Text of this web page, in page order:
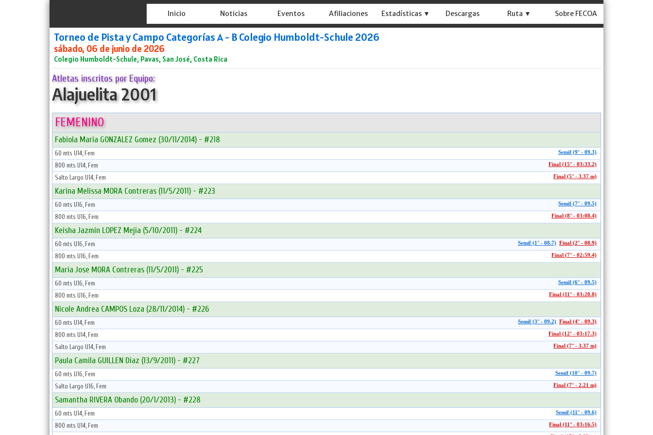
Inicio Noticias Eventos Afiliaciones Estadísticas ▼ Descargas Ruta ▼ Sobre FECOA
Torneo de Pista y Campo Categorías A - B Colegio Humboldt-Schule 2026
sábado, 06 de junio de 2026
Colegio Humboldt-Schule, Pavas, San José, Costa Rica
Atletas inscritos por Equipo:
Alajuelita 2001
FEMENINO
Fabiola Maria GONZALEZ Gomez (30/11/2014) - #218
60 mts U14, Fem Semif (9° - 09.3)
800 mts U14, Fem Final (15° - 03:33.2)
Salto Largo U14, Fem Final (5° - 3.37 m)
Karina Melissa MORA Contreras (11/5/2011) - #223
60 mts U16, Fem Semif (7° - 09.5)
800 mts U16, Fem Final (8° - 03:08.4)
Keisha Jazmin LOPEZ Mejia (5/10/2011) - #224
60 mts U16, Fem Final (2° - 08.9)
Semif (1° - 08.7)
800 mts U16, Fem Final (7° - 02:59.4)
Maria Jose MORA Contreras (11/5/2011) - #225
60 mts U16, Fem Semif (6° - 09.5)
800 mts U16, Fem Final (11° - 03:20.8)
Nicole Andrea CAMPOS Loza (28/11/2014) - #226
60 mts U14, Fem Final (4° - 09.3)
Semif (3° - 09.2)
800 mts U14, Fem Final (12° - 03:17.3)
Salto Largo U14, Fem Final (7° - 3.37 m)
Paula Camila GUILLEN Diaz (13/9/2011) - #227
60 mts U16, Fem Semif (10° - 09.7)
Salto Largo U16, Fem Final (7° - 2.21 m)
Samantha RIVERA Obando (20/1/2013) - #228
60 mts U14, Fem Semif (11° - 09.6)
800 mts U14, Fem Final (11° - 03:16.5)